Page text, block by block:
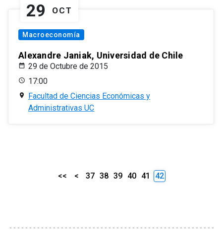
29 OCT
Macroeconomía
Alexandre Janiak, Universidad de Chile
29 de Octubre de 2015
17:00
Facultad de Ciencias Económicas y
Administrativas UC
<< < 37 38 39 40 41 42